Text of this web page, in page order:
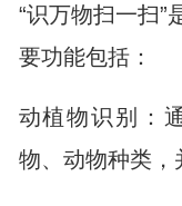
“识万物扫一扫”
要功能包括：
动植物识别：
物、动物种类，